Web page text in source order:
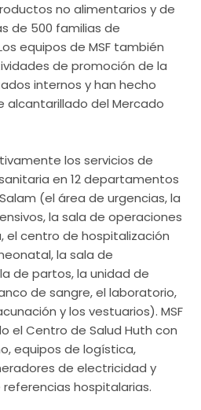
no alimentarios y de
de 500 familias de
equipos de MSF también
de promoción de la
internos y han hecho
alcantarillado del Mercado
los servicios de
en 12 departamentos
(el área de urgencias, la
la sala de operaciones
el centro de hospitalización
la sala de
de partos, la unidad de
de sangre, el laboratorio,
y los vestuarios). MSF
el Centro de Salud Huth con
equipos de logística,
de electricidad y
hospitalarias.